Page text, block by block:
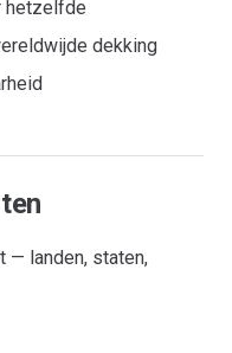
hetzelfde
dekking
— landen, staten,